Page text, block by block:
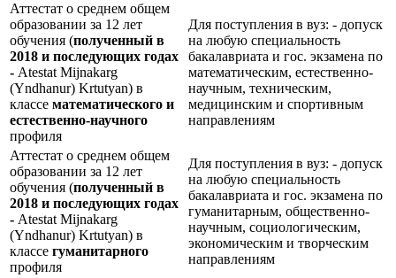
Аттестат о среднем общем
образовании за 12 лет
обучения (полученный в
2018 и последующих годах
- Atestat Mijnakarg
(Yndhanur) Krtutyan) в
классе математического и
естественно-научного
профиля
Для поступления в вуз: - допуск
на любую специальность
бакалавриата и гос. экзамена по
математическим, естественно-
научным, техническим,
медицинским и спортивным
направлениям
Аттестат о среднем общем
образовании за 12 лет
обучения (полученный в
2018 и последующих годах
- Atestat Mijnakarg
(Yndhanur) Krtutyan) в
классе гуманитарного
профиля
Для поступления в вуз: - допуск
на любую специальность
бакалавриата и гос. экзамена по
гуманитарным, общественно-
научным, социологическим,
экономическим и творческим
направлениям